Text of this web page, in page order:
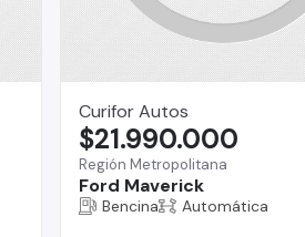
Curifor Autos
Región Metropolitana
Ford Maverick
$21.990.000
Bencina Automática